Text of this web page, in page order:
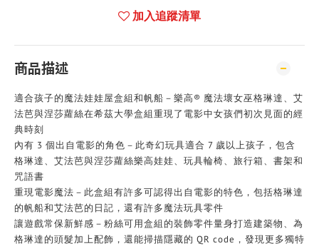
加入追蹤清單
商品描述
適合孩子的魔法娃娃屋盒組和帆船－樂高® 魔法壞女巫格琳達、艾
法芭與涅莎蘿絲在希茲大學盒組重現了電影中女孩們初次見面的經
典時刻
內有 3 個出自電影的角色－此奇幻玩具適合 7 歲以上孩子，包含
格琳達、艾法芭與涅莎蘿絲樂高娃娃、玩具輪椅、旅行箱、書架和
咒語書
重現電影魔法－此盒組有許多可認得出自電影的特色，包括格琳達
的帆船和艾法芭的日記，還有許多魔法玩具零件
讓遊戲常保新鮮感－粉絲可用盒組的裝飾零件量身打造建築物、為
格琳達的頭髮加上配飾，還能掃描隱藏的 QR code，發現更多獨特